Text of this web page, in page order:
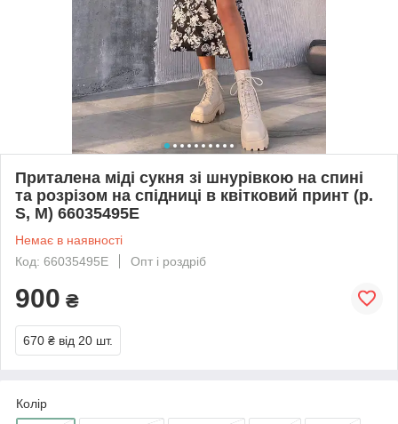
Приталена міді сукня зі шнурівкою на спині
та розрізом на спідниці в квітковий принт (р.
S, M) 66035495Е
Немає в наявності
Код: 66035495Е
Опт і роздріб
900 ₴
670 ₴ від 20 шт.
Колір